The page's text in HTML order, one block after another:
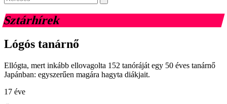
Sztárhírek
Lógós tanárnő
Ellógta, mert inkább ellovagolta 152 tanóráját egy 50 éves tanárnő
Japánban: egyszerűen magára hagyta diákjait.
17 éve